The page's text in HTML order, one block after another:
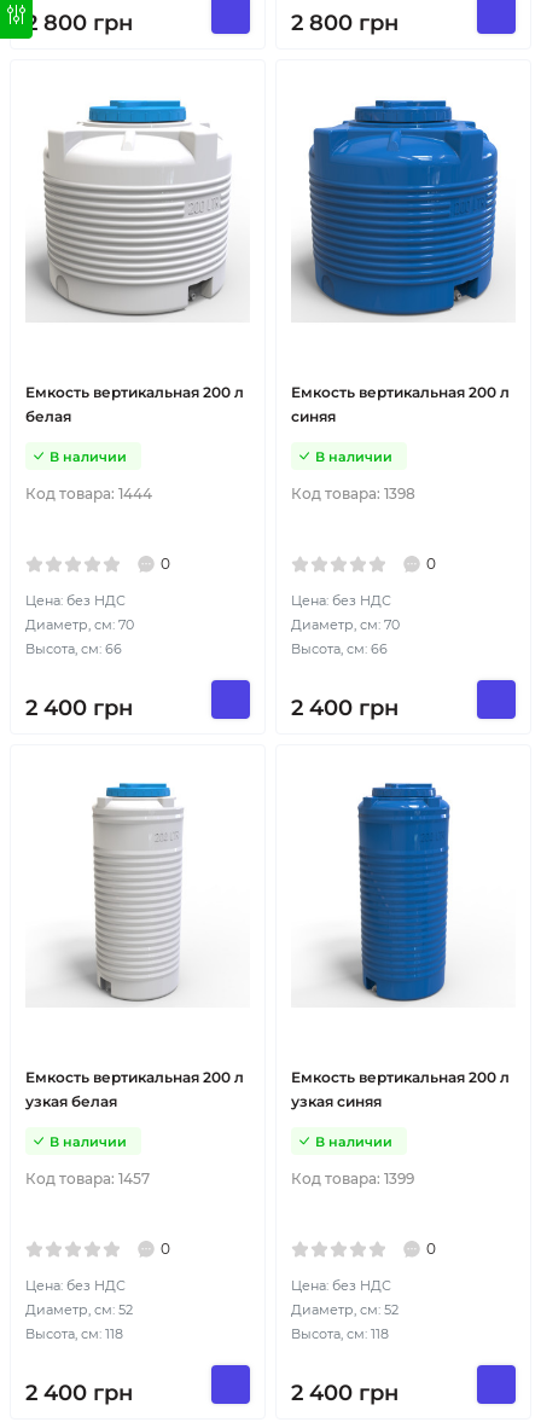
2 800 грн 2 800 грн
Емкость вертикальная 200 л
белая
Код товара: 1444
В наличии
0
Цена: без НДС
Диаметр, см: 70
Высота, см: 66
2 400 грн
Емкость вертикальная 200 л
синяя
Код товара: 1398
В наличии
0
Цена: без НДС
Диаметр, см: 70
Высота, см: 66
2 400 грн
Емкость вертикальная 200 л
узкая белая
Код товара: 1457
В наличии
0
Цена: без НДС
Диаметр, см: 52
Высота, см: 118
2 400 грн
Емкость вертикальная 200 л
узкая синяя
Код товара: 1399
В наличии
0
Цена: без НДС
Диаметр, см: 52
Высота, см: 118
2 400 грн